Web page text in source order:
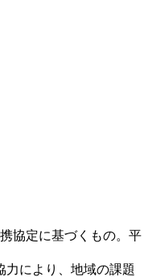
協定に基づくもの。平
により、地域の課題